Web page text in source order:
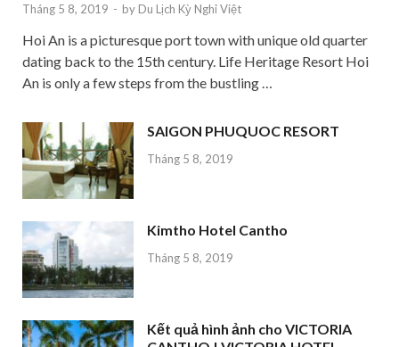
Tháng 5 8, 2019 - by Du Lịch Kỳ Nghỉ Việt
Hoi An is a picturesque port town with unique old quarter
dating back to the 15th century. Life Heritage Resort Hoi
An is only a few steps from the bustling …
SAIGON PHUQUOC RESORT
Tháng 5 8, 2019
Kimtho Hotel Cantho
Tháng 5 8, 2019
Kết quả hình ảnh cho VICTORIA